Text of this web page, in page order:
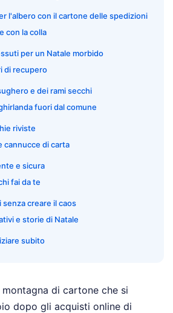
l'albero con il cartone delle spedizioni
con la colla
per un Natale morbido
di recupero
e dei rami secchi
fuori dal comune
riviste
cannucce di carta
e sicura
fai da te
creare il caos
e storie di Natale
subito
di cartone che si
dopo gli acquisti online di